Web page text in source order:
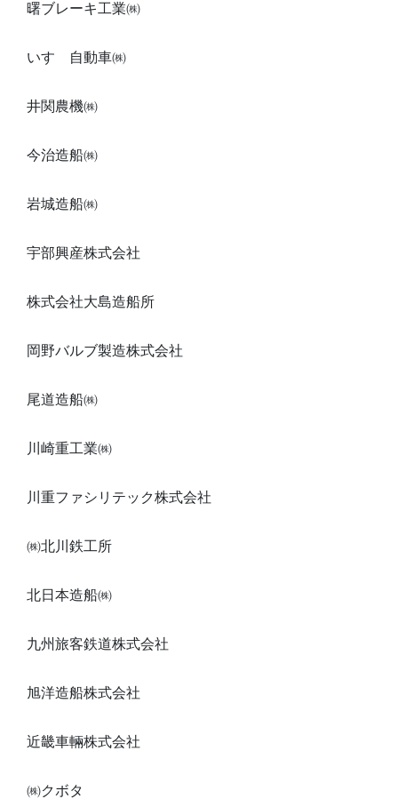
曙ブレーキ工業㈱
いすゞ自動車㈱
井関農機㈱
今治造船㈱
岩城造船㈱
宇部興産株式会社
株式会社大島造船所
岡野バルブ製造株式会社
尾道造船㈱
川崎重工業㈱
川重ファシリテック株式会社
㈱北川鉄工所
北日本造船㈱
九州旅客鉄道株式会社
旭洋造船株式会社
近畿車輛株式会社
㈱クボタ